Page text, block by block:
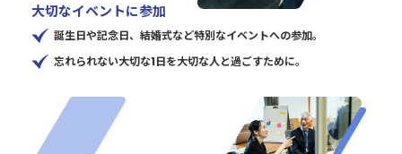
大切なイベントに参加
誕生日や記念日、結婚式など特別なイベントへの参加。
忘れられない大切な1日を大切な人と過ごすために。